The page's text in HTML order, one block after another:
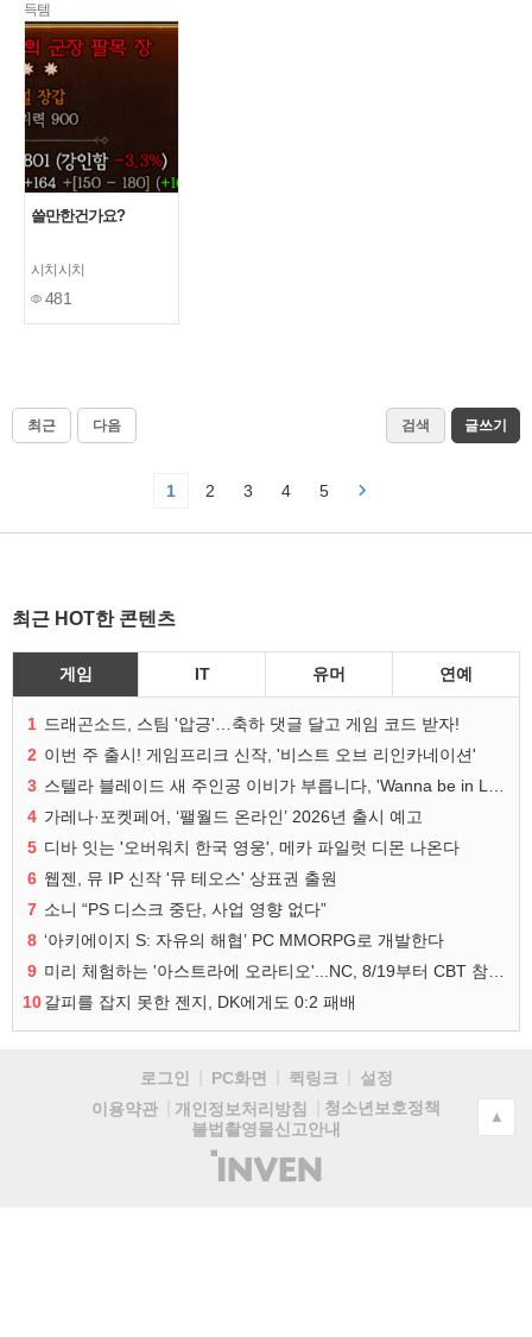
득템
쓸만한건가요?
시치시치
481
최근 다음 검색 글쓰기
1 2 3 4 5
최근 HOT한 콘텐츠
게임 IT 유머 연예
1 드래곤소드, 스팀 '압긍'…축하 댓글 달고 게임 코드 받자!
2 이번 주 출시! 게임프리크 신작, '비스트 오브 리인카네이션'
3
4 가레나·포켓페어, ‘팰월드 온라인’ 2026년 출시 예고
5 디바 잇는 '오버워치 한국 영웅', 메카 파일럿 디몬 나온다
6 웹젠, 뮤 IP 신작 '뮤 테오스' 상표권 출원
7 소니 “PS 디스크 중단, 사업 영향 없다”
8 ‘아키에이지 S: 자유의 해협’ PC MMORPG로 개발한다
9
10갈피를 잡지 못한 젠지, DK에게도 0:2 패배
로그인 PC화면 퀵링크
설정
이용약관
개인정보처리방침
청소년보호정책
불법촬영물신고안내
(주)
인
▲